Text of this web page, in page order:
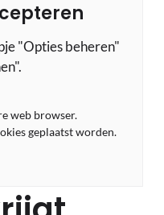
"Opties beheren"
web browser.
geplaatst worden.